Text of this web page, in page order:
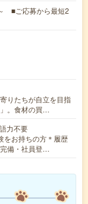
■ご応募から最短2
りたちが自立を目指
。食材の買…
力不要
お持ちの方＊履歴
備・社員登…